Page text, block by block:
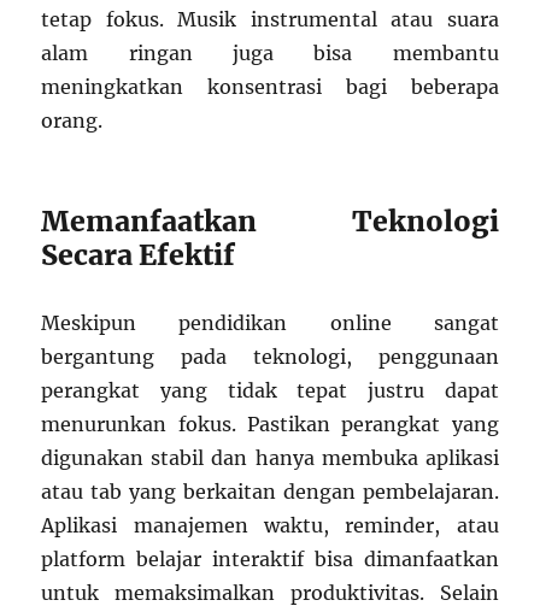
tetap fokus. Musik instrumental atau suara
alam ringan juga bisa membantu
meningkatkan konsentrasi bagi beberapa
orang.
Memanfaatkan Teknologi
Secara Efektif
Meskipun pendidikan online sangat
bergantung pada teknologi, penggunaan
perangkat yang tidak tepat justru dapat
menurunkan fokus. Pastikan perangkat yang
digunakan stabil dan hanya membuka aplikasi
atau tab yang berkaitan dengan pembelajaran.
Aplikasi manajemen waktu, reminder, atau
platform belajar interaktif bisa dimanfaatkan
untuk memaksimalkan produktivitas. Selain